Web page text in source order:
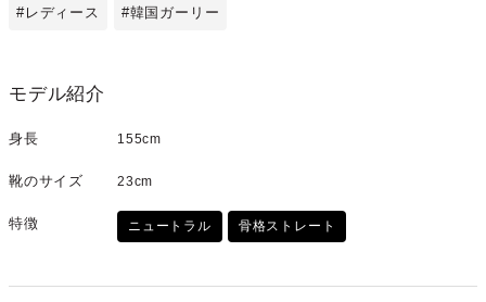
#レディース #韓国ガーリー
モデル紹介
身長 155cm
靴のサイズ 23cm
特徴 ニュートラル 骨格ストレート